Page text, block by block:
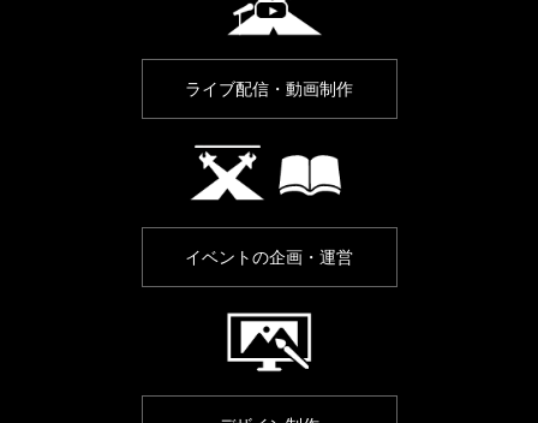
ライブ配信・ 動画制作
イベントの企画・運営